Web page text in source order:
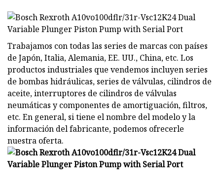
Trabajamos con todas las series de marcas con países
de Japón, Italia, Alemania, EE. UU., China, etc. Los
productos industriales que vendemos incluyen series
de bombas hidráulicas, series de válvulas, cilindros de
aceite, interruptores de cilindros de válvulas
neumáticas y componentes de amortiguación, filtros,
etc. En general, si tiene el nombre del modelo y la
información del fabricante, podemos ofrecerle
nuestra oferta.